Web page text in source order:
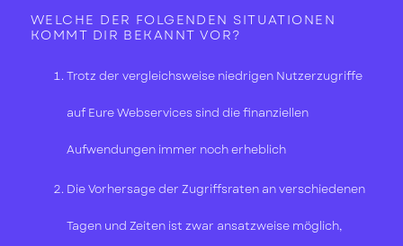
WELCHE DER FOLGENDEN SITUATIONEN
KOMMT DIR BEKANNT VOR?
Trotz der vergleichsweise niedrigen Nutzerzugriffe
auf Eure Webservices sind die finanziellen
Aufwendungen immer noch erheblich
Die Vorhersage der Zugriffsraten an verschiedenen
Tagen und Zeiten ist zwar ansatzweise möglich,